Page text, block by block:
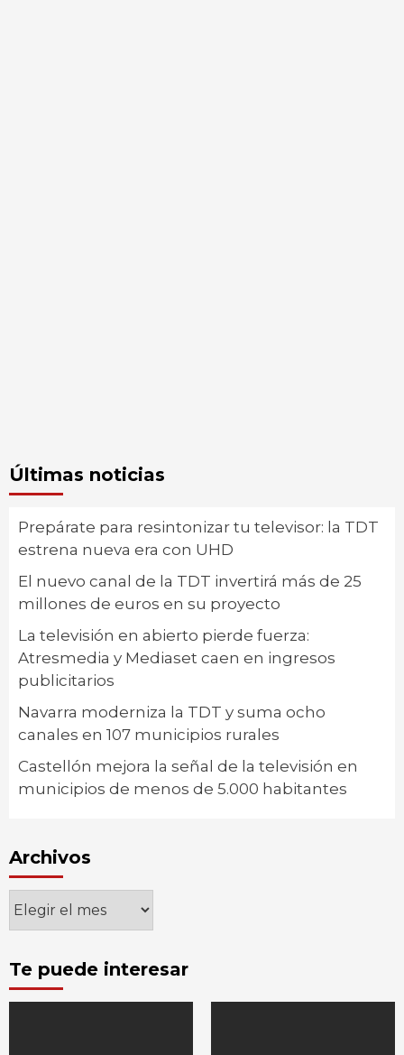
Últimas noticias
Prepárate para resintonizar tu televisor: la TDT
estrena nueva era con UHD
El nuevo canal de la TDT invertirá más de 25
millones de euros en su proyecto
La televisión en abierto pierde fuerza:
Atresmedia y Mediaset caen en ingresos
publicitarios
Navarra moderniza la TDT y suma ocho
canales en 107 municipios rurales
Castellón mejora la señal de la televisión en
municipios de menos de 5.000 habitantes
Archivos
Te puede interesar